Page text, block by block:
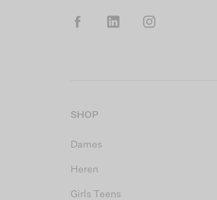
SHOP
Dames
Heren
Girls Teens